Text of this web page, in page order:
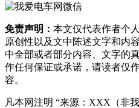
免责声明： 本文仅代表作者个
原创性以及文中陈述文字和内
中全部或者部分内容、文字的
作任何保证或承诺，请读者仅
容。
凡本网注明 “来源：XXX（非